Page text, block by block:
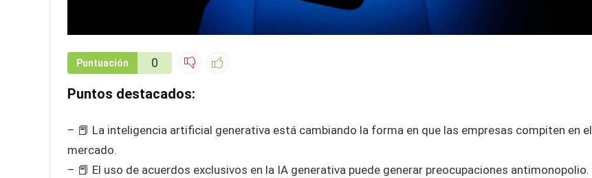
Puntuación 0
Puntos destacados:
– 📕 La inteligencia artificial generativa está cambiando la forma en que las empresas compiten en el
mercado.
– 📕 El uso de acuerdos exclusivos en la IA generativa puede generar preocupaciones antimonopolio.